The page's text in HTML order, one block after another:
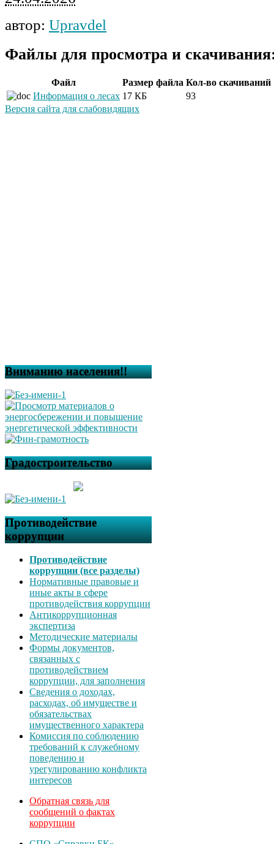
автор: Upravdel
Файлы для просмотра и
Файл Размер файла Кол-во скачиваний
Информация о лесах 17 КБ
93
Версия сайта для слабовидящих
Вниманию населения!!
Градостроительство
Противодействие
коррупции
Противодействие
коррупции (все разделы)
Нормативные правовые и
иные акты в сфере
противодействия коррупции
Антикоррупционная
экспертиза
Методические материалы
Формы документов,
связанных с
противодействием
коррупции, для заполнения
Сведения о доходах,
расходах, об имуществе и
обязательствах
имущественного характера
Комиссия по соблюдению
требований к служебному
поведению и
урегулированию конфликта
интересов
Обратная связь для
сообщений о фактах
коррупции